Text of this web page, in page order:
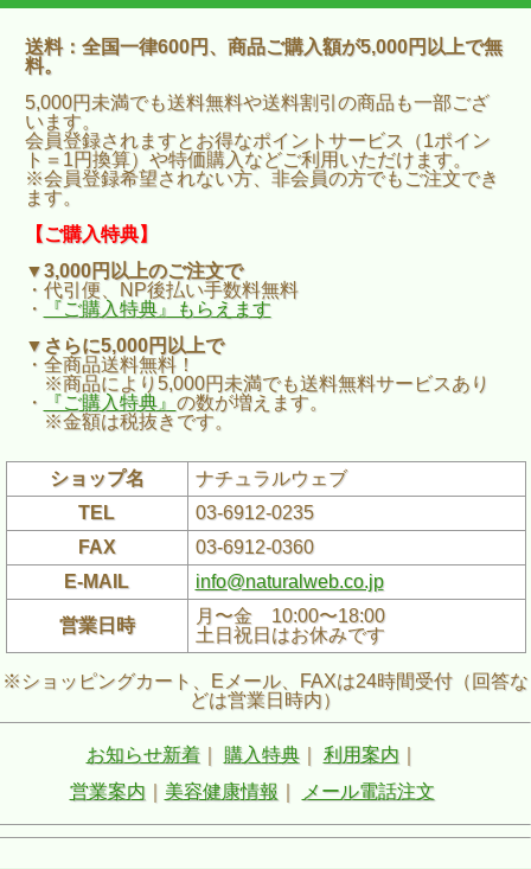
送料：全国一律600円、商品ご購入額が5,000円以上で無
料。
5,000円未満でも送料無料や送料割引の商品も一部ござ
います。
会員登録されますとお得なポイントサービス（1ポイン
ト＝1円換算）や特価購入などご利用いただけます。
※会員登録希望されない方、非会員の方でもご注文でき
ます。
【ご購入特典】
▼3,000円以上のご注文で
・代引便、NP後払い手数料無料
・
『ご購入特典』もらえます
▼さらに5,000円以上で
・全商品送料無料！
※商品により5,000円未満でも送料無料サービスあり
・
『ご購入特典』 の数が増えます。
※金額は税抜きです。
ショップ名
ナチュラルウェブ
TEL
03-6912-0235
FAX
03-6912-0360
E-MAIL
info@naturalweb.co.jp
営業日時
月〜金 10:00〜18:00
土日祝日はお休みです
※ショッピングカート、Eメール、FAXは24時間受付（回答な
どは営業日時内）
お知らせ新着｜ 購入特典｜ 利用案内
営業案内
美容健康情報 メール電話注文